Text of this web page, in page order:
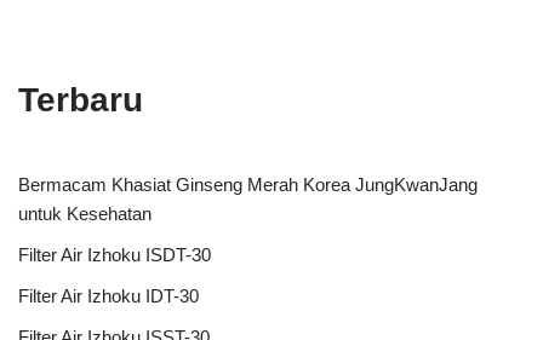
Terbaru
Bermacam Khasiat Ginseng Merah Korea JungKwanJang
untuk Kesehatan
Filter Air Izhoku ISDT-30
Filter Air Izhoku IDT-30